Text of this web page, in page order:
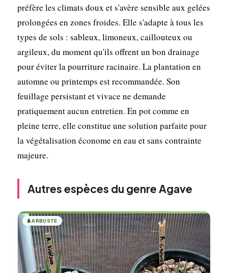
préfère les climats doux et s'avère sensible aux gelées
prolongées en zones froides. Elle s'adapte à tous les
types de sols : sableux, limoneux, caillouteux ou
argileux, du moment qu'ils offrent un bon drainage
pour éviter la pourriture racinaire. La plantation en
automne ou printemps est recommandée. Son
feuillage persistant et vivace ne demande
pratiquement aucun entretien. En pot comme en
pleine terre, elle constitue une solution parfaite pour
la végétalisation économe en eau et sans contrainte
majeure.
Autres espèces du genre Agave
🌲ARBUSTE